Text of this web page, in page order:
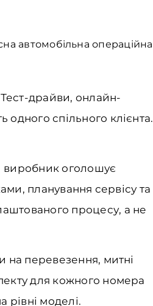
автомобільна операційна
Тест-драйви, онлайн-
одного спільного клієнта.
виробник оголошує
планування сервісу та
процесу, а не
на перевезення, митні
для кожного номера
рівні моделі.